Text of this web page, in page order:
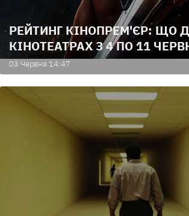
РЕЙТИНГ КІНОПРЕМ'ЄР: ЩО
КІНОТЕАТРАХ З 4 ПО 11
03 Червня 14:47